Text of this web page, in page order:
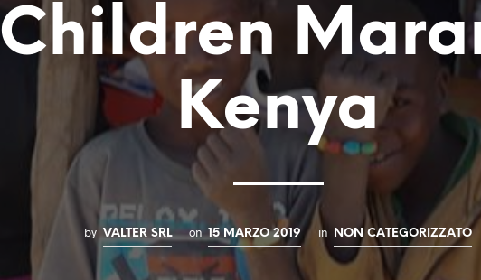
Children
Kenya
by VALTER SRL on 15 MARZO 2019 in NON CATEGORIZZATO